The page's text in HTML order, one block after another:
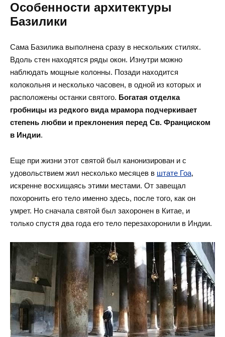
Особенности архитектуры
Базилики
Сама Базилика выполнена сразу в нескольких стилях.
Вдоль стен находятся ряды окон. Изнутри можно
наблюдать мощные колонны. Позади находится
колокольня и несколько часовен, в одной из которых и
расположены останки святого. Богатая отделка
гробницы из редкого вида мрамора подчеркивает
степень любви и преклонения перед Св. Франциском
в Индии.
Еще при жизни этот святой был канонизирован и с
удовольствием жил несколько месяцев в штате Гоа,
искренне восхищаясь этими местами. От завещал
похоронить его тело именно здесь, после того, как он
умрет. Но сначала святой был захоронен в Китае, и
только спустя два года его тело перезахоронили в Индии.